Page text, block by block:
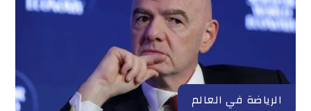
الرياضة في العالم